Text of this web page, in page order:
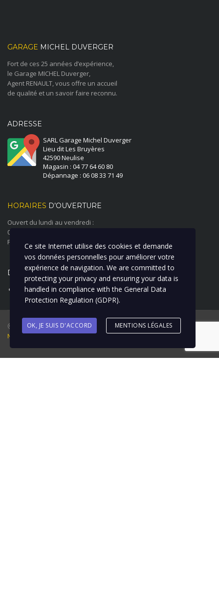
GARAGE MICHEL DUVERGER
Fort de ces 25 années d’expérience,
le Garage MICHEL Duverger,
Agent RENAULT, vous offre un accueil
de qualité et un savoir faire reconnu.
ADRESSE
SARL Garage Michel Duverger
Lieu dit Les Bruyères
42590 Neulise
Magasin : 04 77 64 60 80
Dépannage : 06 08 33 71 49
HORAIRES D’OUVERTURE
Ouvert du lundi au vendredi :
08:00 à 12:00 - 14:00 à 18:00
Fermé le samedi et le dimanche
DERNIÈRE ACTUALITÉ
ATELIER CARROSSERIE PEINTURE
@ 2018 Garage Duverger Renault I Création : La Clique à Bill I
Mentions Légales
Ce site Internet utilise des cookies et demande
vos données personnelles pour améliorer votre
expérience de navigation. We are committed to
protecting your privacy and ensuring your data is
handled in compliance with the General Data
Protection Regulation (GDPR).
OK, JE SUIS D'ACCORD MENTIONS LÉGALES